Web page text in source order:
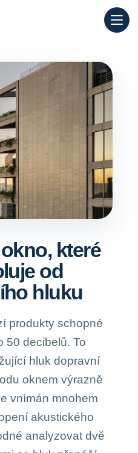
pro hliníková a PVC okna
které
od
hluku
produkty schopné
50 decibelů. To
hluk dopravní
oknem výrazně
vnímán mnohem
akustického
analyzovat dvě